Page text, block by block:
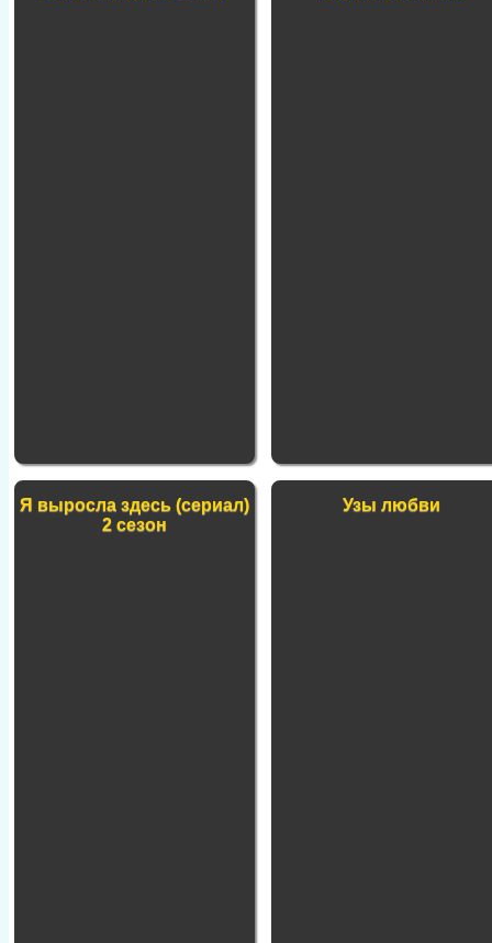
Я выросла здесь (сериал)
2 сезон
Узы любви